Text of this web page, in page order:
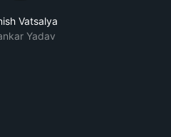
Vatsalya
Yadav